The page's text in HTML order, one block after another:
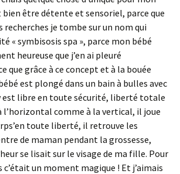
être détente et sensoriel, parce que
recherches je tombe sur un nom qui
« symbisosis spa », parce mon bébé
heureuse que j’en ai pleuré
que grâce à ce concept et à la bouée
est plongé dans un bain à bulles avec
est libre en toute sécurité, liberté totale
l’horizontal comme à la vertical, il joue
toute liberté, il retrouve les
de maman pendant la grossesse,
se lisait sur le visage de ma fille. Pour
c’était un moment magique ! Et j’aimais